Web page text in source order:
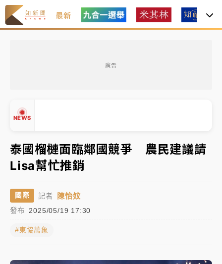
最新
廣告
NEWS
中信慈善基金會想增加董事人數！辜仲諒向法院聲請遭
故宮《龍藏經》特展第2檔！今線上預約開賣一度塞車
周六起展出延長至晚上7時
押庭
父親節泡湯了！中颱白海豚雨彈轟3天 「紅到發紫」降
泰國榴槤面臨鄰國競爭 農民建議請
Lisa幫忙推銷
國際 記者 陳怡妏
發布 2025/05/19 17:30
#東協萬象